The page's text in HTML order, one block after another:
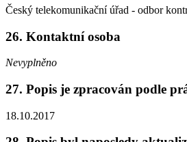
Český telekomunikační úřad - odbor
26. Kontaktní osoba
Nevyplněno
27. Popis je zpracován podle
18.10.2017